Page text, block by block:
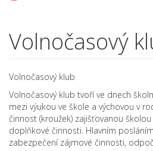
Volnočasový
Volnočasový klub
Volnočasový klub tvoří ve dnech
mezi výukou ve škole a výchovou v
činnost (kroužek) zajišťovanou
doplňkové činnosti. Hlavním
zabezpečení zájmové činnosti,